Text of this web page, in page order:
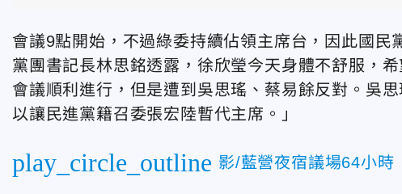
會議9點開始，不過綠委持續佔領主席台，因此國民
黨團書記長林思銘透露，徐欣瑩今天身體不舒服，
會議順利進行，但是遭到吳思瑤、蔡易餘反對。吳
以讓民進黨籍召委張宏陸暫代主席。」
play_circle_outline 影/藍營夜宿議場64小